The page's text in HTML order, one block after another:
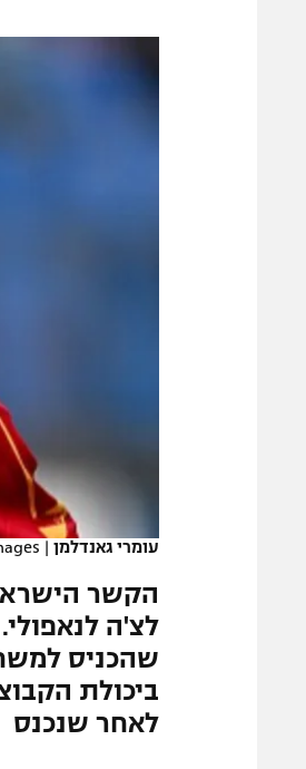
רשיון להקרנה פומבית
הצטרפות לחבילת
עומרי גאנדלמן |
הקשר
לצ'ה
שהכניס
ביכולת
לאחר שנכנס